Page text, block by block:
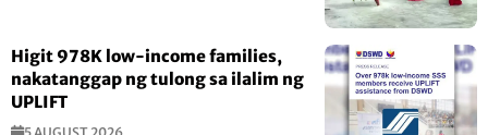
Higit 978K low-income families,
nakatanggap ng tulong sa ilalim ng
UPLIFT